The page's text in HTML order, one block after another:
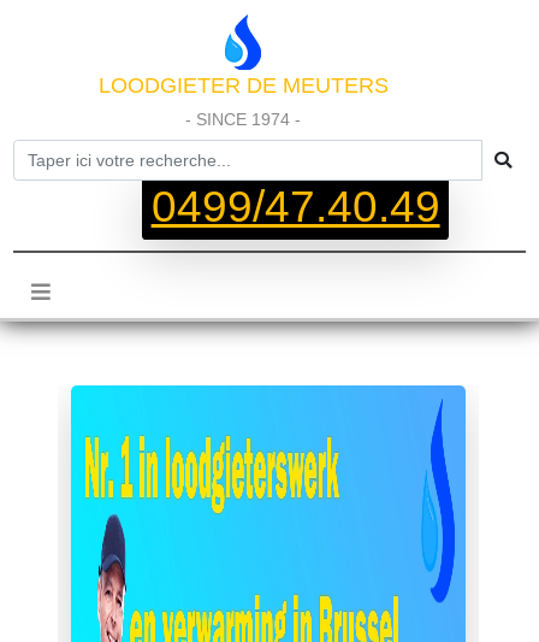
LOODGIETER DE MEUTERS
- SINCE 1974 -
0499/47.40.49